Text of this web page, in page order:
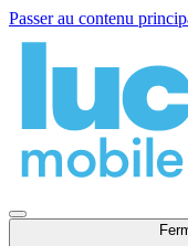
Passer au contenu